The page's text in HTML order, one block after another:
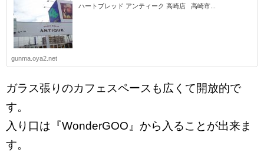
ハートブレッド アンティーク 高崎店 高崎市...
gunma.oya2.net
ガラス張りのカフェスペースも広くて開放的で
す。
入り口は『WonderGOO』から入ることが出来ま
す。